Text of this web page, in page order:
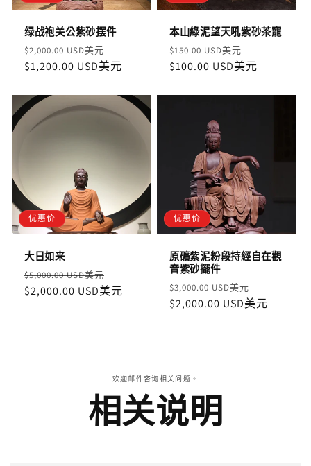
绿战袍关公紫砂摆件
定
價
$2,000.00 USD美元
價
$1,200.00 USD美元
本山綠泥望天吼紫砂茶寵
定
價
$150.00 USD美元
價
$100.00 USD美元
优惠价
大日如来
定
價
$5,000.00 USD美元
價
$2,000.00 USD美元
优惠价
原礦紫泥粉段持經自在觀
音紫砂擺件
定
價
$3,000.00 USD美元
價
$2,000.00 USD美元
欢迎邮件咨询相关问题。
相关说明